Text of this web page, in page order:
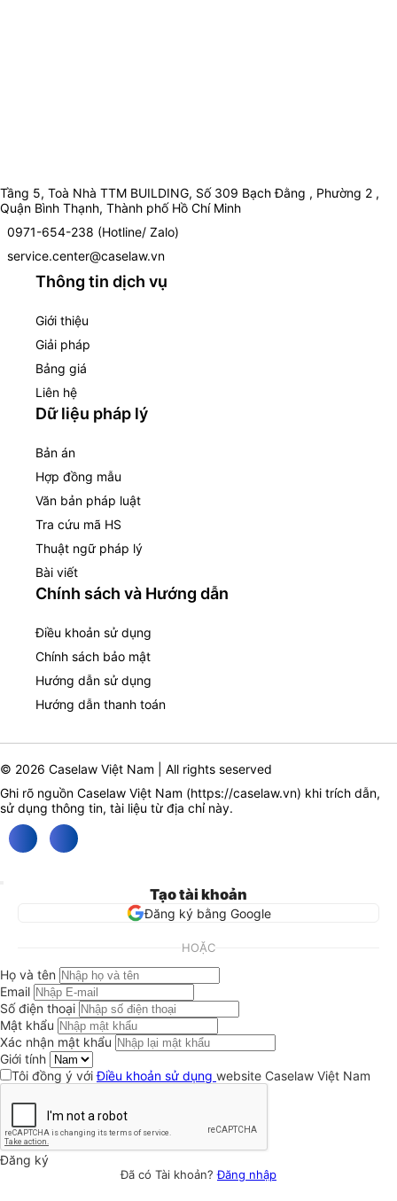
Tầng 5, Toà Nhà TTM BUILDING, Số 309 Bạch Đằng , Phường 2 ,
Quận Bình Thạnh, Thành phố Hồ Chí Minh
0971-654-238 (Hotline/ Zalo)
service.center@caselaw.vn
Thông tin dịch vụ
Giới thiệu
Giải pháp
Bảng giá
Liên hệ
Dữ liệu pháp lý
Bản án
Hợp đồng mẫu
Văn bản pháp luật
Tra cứu mã HS
Thuật ngữ pháp lý
Bài viết
Chính sách và Hướng dẫn
Điều khoản sử dụng
Chính sách bảo mật
Hướng dẫn sử dụng
Hướng dẫn thanh toán
© 2026 Caselaw Việt Nam | All rights seserved
Ghi rõ nguồn Caselaw Việt Nam (https://caselaw.vn) khi trích dẫn,
sử dụng thông tin, tài liệu từ địa chỉ này.
Tạo tài khoản
Đăng ký bằng Google
HOẶC
Họ và tên
Email
Số điện thoại
Mật khẩu
Xác nhận mật khẩu
Giới tính
Tôi đồng ý vớiĐiều khoản sử dụng website Caselaw Việt Nam
Đăng ký
Đã có Tài khoản?Đăng nhập